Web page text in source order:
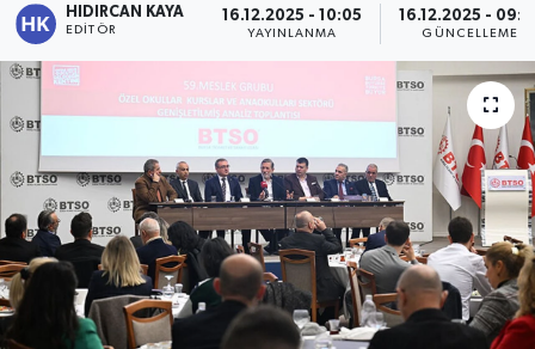
HIDIRCAN KAYA
EDITÖR
16.12.2025 - 10:05
YAYINLANMA
16.12.2025 -
GÜNCELLEME